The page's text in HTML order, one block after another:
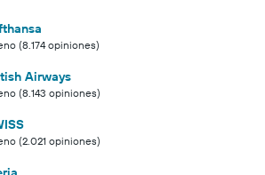
(8.174 opiniones)
Airways
(8.143 opiniones)
(2.021 opiniones)